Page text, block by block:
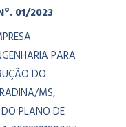
01/2023
PARA
DO
MS,
PLANO DE